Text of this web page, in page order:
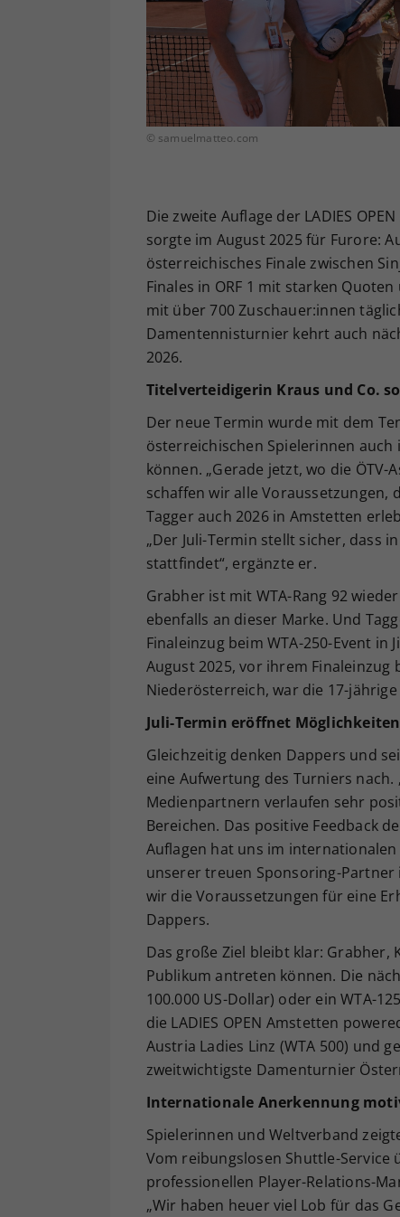
© samuelmatteo.com
Die zweite Auflage der LADIES
sorgte im August 2025 für Furore:
österreichisches Finale zwischen
Finales in ORF 1 mit starken
mit über 700 Zuschauer:innen
Damentennisturnier kehrt auch
2026.
Titelverteidigerin Kraus und Co.
Der neue Termin wurde mit dem
österreichischen Spielerinnen
können. „Gerade jetzt, wo die
schaffen wir alle Voraussetzungen,
Tagger auch 2026 in Amstetten
„Der Juli-Termin stellt sicher, dass
stattfindet“, ergänzte er.
Grabher ist mit WTA-Rang 92
ebenfalls an dieser Marke. Und
Finaleinzug beim WTA-250-Event
August 2025, vor ihrem Finaleinzug
Niederösterreich, war die 17-
Juli-Termin eröffnet
Gleichzeitig denken Dappers und
eine Aufwertung des Turniers
Medienpartnern verlaufen sehr
Bereichen. Das positive Feedback
Auflagen hat uns im
unserer treuen Sponsoring-
wir die Voraussetzungen für eine
Dappers.
Das große Ziel bleibt klar: Grabher,
Publikum antreten können. Die
100.000 US-Dollar) oder ein WTA-
die LADIES OPEN Amstetten
Austria Ladies Linz (WTA 500) und
zweitwichtigste Damenturnier
Internationale Anerkennung
Spielerinnen und Weltverband
Vom reibungslosen Shuttle-
professionellen Player-Relations-
„Wir haben heuer viel Lob für das